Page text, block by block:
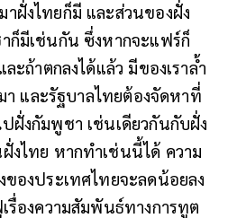
ฝั่งไทยก็มี และส่วนของฝั่ง
ก็มีเช่นกัน ซึ่งหากจะแฟร์ก็
ะถ้าตกลงได้แล้ว มีของเราล้ำ
า และรัฐบาลไทยต้องจัดหาที่
ฝั่งกัมพูชา เช่นเดียวกันกับฝั่ง
งไทย หากทำเช่นนี้ได้ ความ
องประเทศไทยจะลดน้อยลง
รื่องความสัมพันธ์ทางการทูต